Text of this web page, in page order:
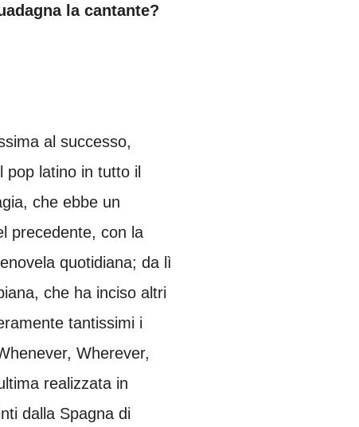
la cantante?
al successo,
pop latino in tutto il
che ebbe un
precedente, con la
quotidiana; da lì
che ha inciso altri
tantissimi i
Wherever,
realizzata in
dalla Spagna di